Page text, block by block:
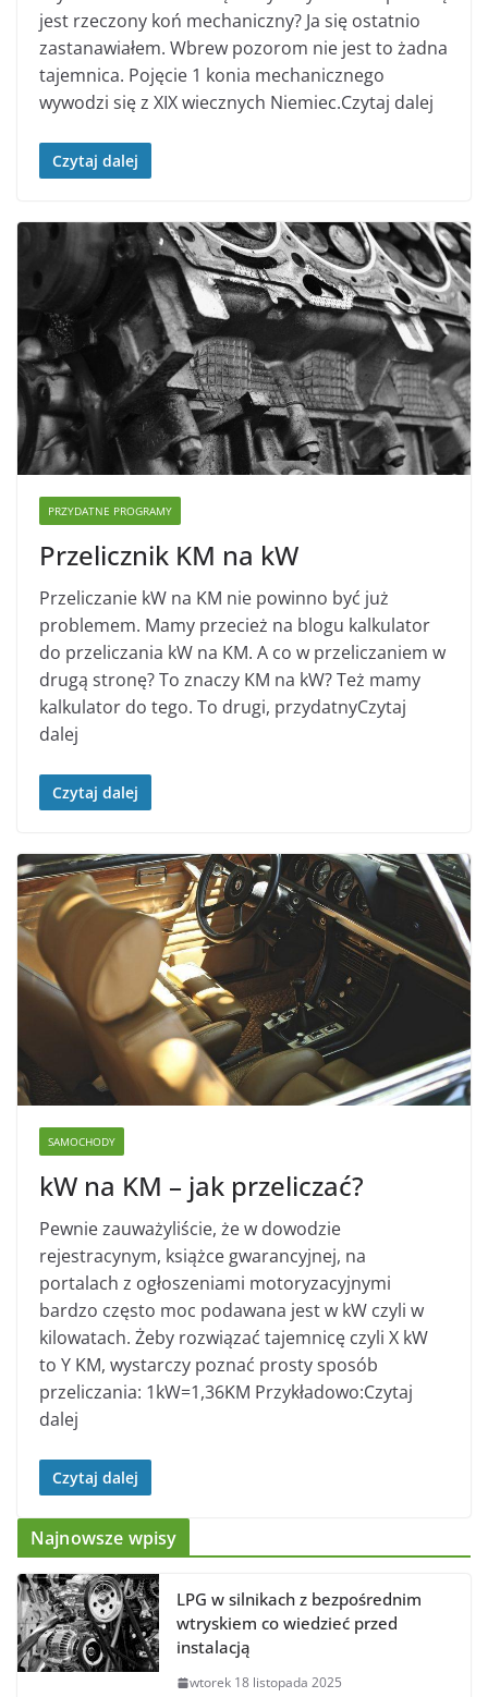
jest rzeczony koń mechaniczny? Ja się ostatnio
zastanawiałem. Wbrew pozorom nie jest to żadna
tajemnica. Pojęcie 1 konia mechanicznego
wywodzi się z XIX wiecznych Niemiec.Czytaj dalej
Czytaj dalej
PRZYDATNE PROGRAMY
Przelicznik KM na kW
Przeliczanie kW na KM nie powinno być już
problemem. Mamy przecież na blogu kalkulator
do przeliczania kW na KM. A co w przeliczaniem w
drugą stronę? To znaczy KM na kW? Też mamy
kalkulator do tego. To drugi, przydatnyCzytaj
dalej
Czytaj dalej
SAMOCHODY
kW na KM – jak przeliczać?
Pewnie zauważyliście, że w dowodzie
rejestracynym, książce gwarancyjnej, na
portalach z ogłoszeniami motoryzacyjnymi
bardzo często moc podawana jest w kW czyli w
kilowatach. Żeby rozwiązać tajemnicę czyli X kW
to Y KM, wystarczy poznać prosty sposób
przeliczania: 1kW=1,36KM Przykładowo:Czytaj
dalej
Czytaj dalej
Najnowsze wpisy
LPG w silnikach z bezpośrednim
wtryskiem co wiedzieć przed
instalacją
wtorek 18 listopada 2025